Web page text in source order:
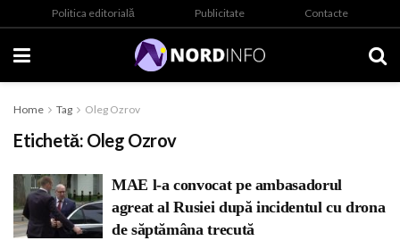
Politica editorială Publicitate Contacte
Home Tag Oleg Ozrov
Etichetă: Oleg Ozrov
MAE l-a convocat pe ambasadorul
agreat al Rusiei după incidentul cu drona
de săptămâna trecută